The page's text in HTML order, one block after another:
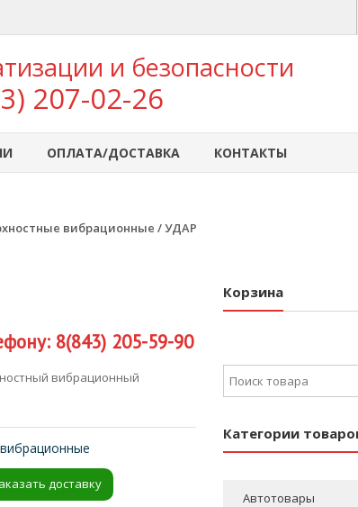
и безопасности
207-02-26
ОПЛАТА/ДОСТАВКА КОНТАКТЫ
вибрационные / УДАР
8(843) 205-59-90
вибрационный
доставку
Корзина
Search for:
Категории
Автотовары